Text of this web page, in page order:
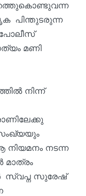
പിന്തുടരുന്ന
മണി
നിന്ന്
നടന്ന
സ്വപ്ന സുരേഷ്